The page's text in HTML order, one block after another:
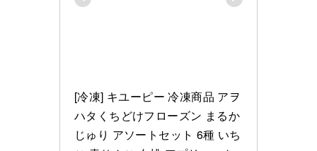
[冷凍] キユーピー 冷凍商品 アヲ
ハタくちどけフローズン まるか
じゅり アソートセット 6種 いち